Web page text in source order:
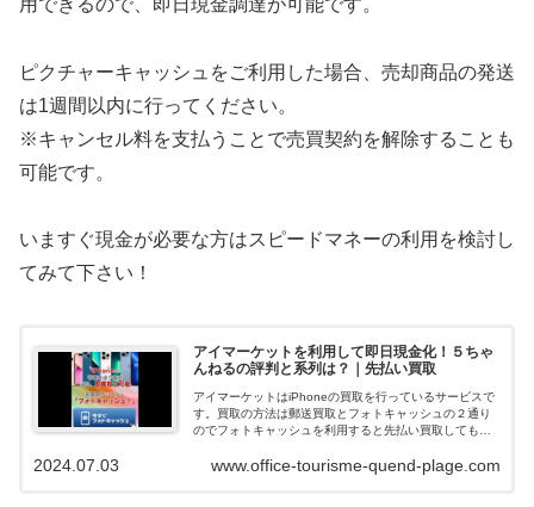
ピクチャーキャッシュをご利用した場合、売却商品の発送
は1週間以内に行ってください。
※キャンセル料を支払うことで売買契約を解除することも
可能です。
いますぐ現金が必要な方はスピードマネーの利用を検討し
てみて下さい！
アイマーケットを利用して即日現金化！５ちゃ
んねるの評判と系列は？｜先払い買取
アイマーケットはiPhoneの買取を行っているサービスで
す。買取の方法は郵送買取とフォトキャッシュの２通り
のでフォトキャッシュを利用すると先払い買取してもら
ると、在籍確認も無く申込みの審査落...
www.office-tourisme-quend-plage.com
2024.07.03